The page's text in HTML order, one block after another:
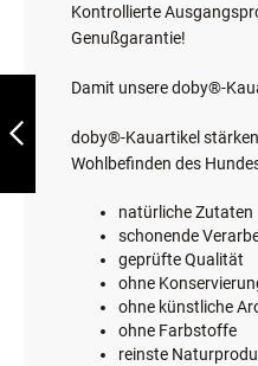
DOBY® BONE
Kontrollierte
Genußgarantie!
Damit unsere doby®-
doby®-Kauartikel
Wohlbefinden des
natürliche Zutaten
schonende
geprüfte Qualität
ohne
ohne künstliche
ohne Farbstoffe
reinste